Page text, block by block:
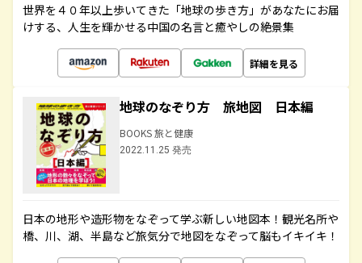
世界を４０年以上歩いてきた「地球の歩き方」があなたにお届
けする、人生を輝かせる中国の名言と癒やしの絶景集
詳細を見る
地球のなぞり方 旅地図 日本編
BOOKS 旅と健康
2022.11.25 発売
日本の地形や造形物をなぞって学ぶ新しい地図本！観光名所や
橋、川、湖、半島など旅気分で地図をなぞって脳もイキイキ！